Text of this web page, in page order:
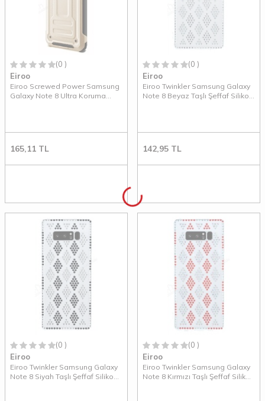
(0 )
Eiroo
Eiroo Screwed Power Samsung
Galaxy Note 8 Ultra Koruma
165,11 TL
(0 )
Eiroo
Eiroo Twinkler Samsung Galaxy
Note 8 Beyaz Taşlı Şeffaf Silikon
142,95 TL
(0 )
Eiroo
Eiroo Twinkler Samsung Galaxy
Note 8 Siyah Taşlı Şeffaf Silikon
(0 )
Eiroo
Eiroo Twinkler Samsung Galaxy
Note 8 Kırmızı Taşlı Şeffaf Silikon